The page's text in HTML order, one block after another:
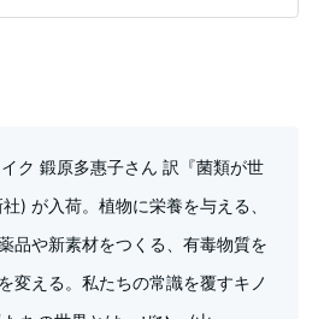
ク 鍛原多惠子さん 訳『菌類が世
) が入荷。植物に栄養を与える、
品や新素材をつくる、有毒物質を
変える。私たちの常識を覆すキノ